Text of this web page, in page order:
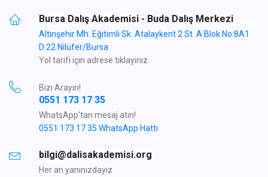
Bursa Dalış Akademisi - Buda Dalış Merkezi
Altınşehir Mh. Eğitimli Sk. Atalaykent 2 St. A Blok No:8A1
D:22 Nilüfer/Bursa
Yol tarifi için adrese tıklayınız.
Bizi Arayın!
0551 173 17 35
WhatsApp'tan mesaj atın!
0551 173 17 35 WhatsApp Hattı
bilgi@dalisakademisi.org
Her an yanınızdayız